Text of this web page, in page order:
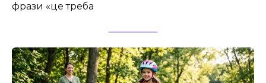
фрази «це треба